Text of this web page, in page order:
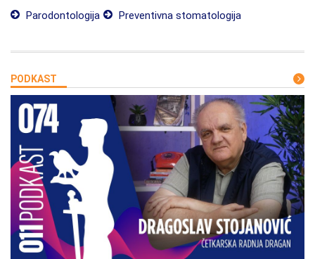
Parodontologija Preventivna stomatologija
PODKAST